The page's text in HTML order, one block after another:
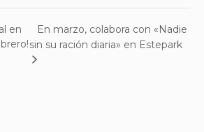
en
En marzo, colabora con «Nadie
sin su ración diaria» en Estepark